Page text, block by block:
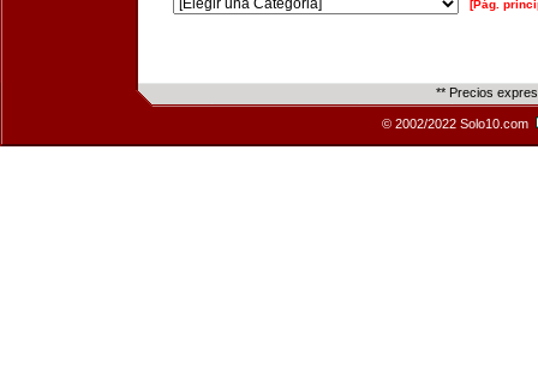
[Pág.
** Precios
© 2002/2022 Solo10.com